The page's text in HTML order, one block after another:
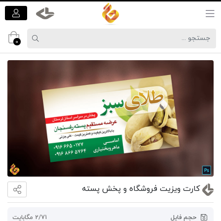
0
کارت ویزیت فروشگاه و پخش پسته
حجم فایل 2/71 مگابایت